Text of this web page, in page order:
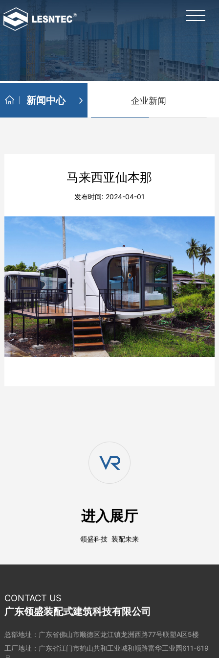
新闻中心 企业新闻
马来西亚仙本那
发布时间: 2024-04-01
进入展厅
领盛科技 装配未来
CONTACT US
广东领盛装配式建筑科技有限公司
总部地址：广东省佛山市顺德区龙江镇龙洲西路77号联塑A区5楼
工厂地址：广东省江门市鹤山共和工业城和顺路富华工业园611-619